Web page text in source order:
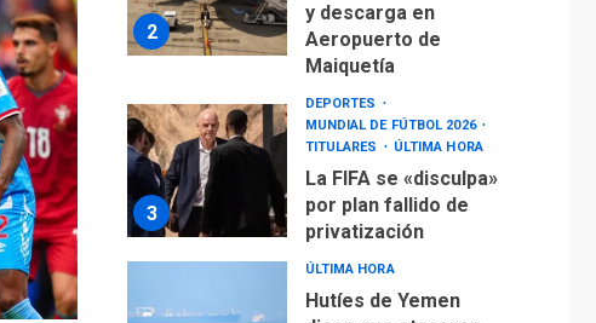
2
y descarga en
Aeropuerto de
Maiquetía
3
DEPORTES
MUNDIAL DE FÚTBOL 2026
TITULARES
ÚLTIMA HORA
La FIFA se «disculpa»
por plan fallido de
privatización
ÚLTIMA HORA
Hutíes de Yemen